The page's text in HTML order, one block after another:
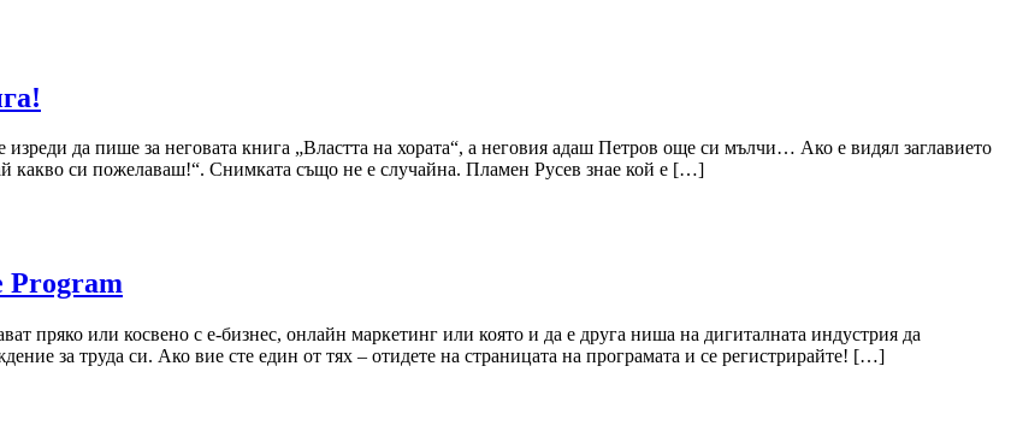
да пише за неговата книга „Властта на хората“, а неговия адаш Петров още си мълчи… Ако е видял заглавието
какво си пожелаваш!“. Снимката също не е случайна. Пламен Русев знае кой е […]
Program
пряко или косвено с е-бизнес, онлайн маркетинг или която и да е друга ниша на дигиталната индустрия да
за труда си. Ако вие сте един от тях – отидете на страницата на програмата и се регистрирайте! […]